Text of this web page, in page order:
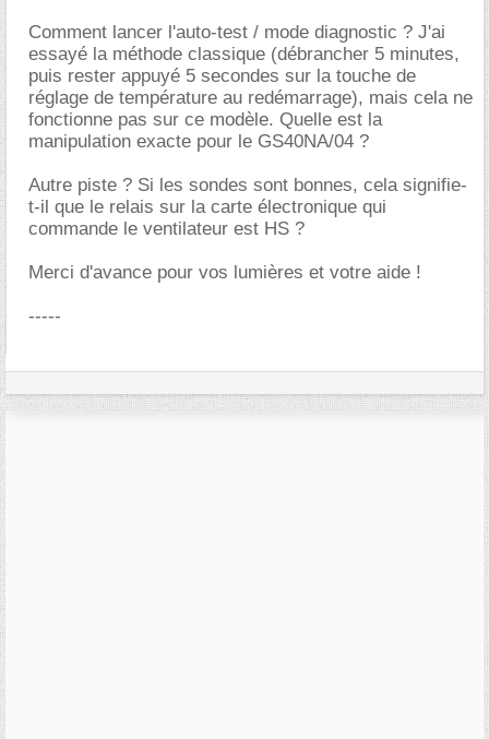
Comment lancer l'auto-test / mode diagnostic ? J'ai
essayé la méthode classique (débrancher 5 minutes,
puis rester appuyé 5 secondes sur la touche de
réglage de température au redémarrage), mais cela ne
fonctionne pas sur ce modèle. Quelle est la
manipulation exacte pour le GS40NA/04 ?
Autre piste ? Si les sondes sont bonnes, cela signifie-
t-il que le relais sur la carte électronique qui
commande le ventilateur est HS ?
Merci d'avance pour vos lumières et votre aide !
-----